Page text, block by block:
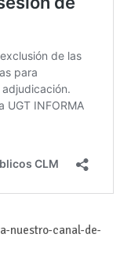
nuestro-canal-de-